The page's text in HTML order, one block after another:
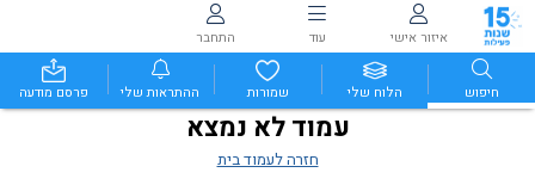
איזור אישי עוד התחבר
חיפוש הלוח שלי שמורות ההתראות שלי פרסם מודעה
עמוד לא נמצא
חזרה לעמוד בית